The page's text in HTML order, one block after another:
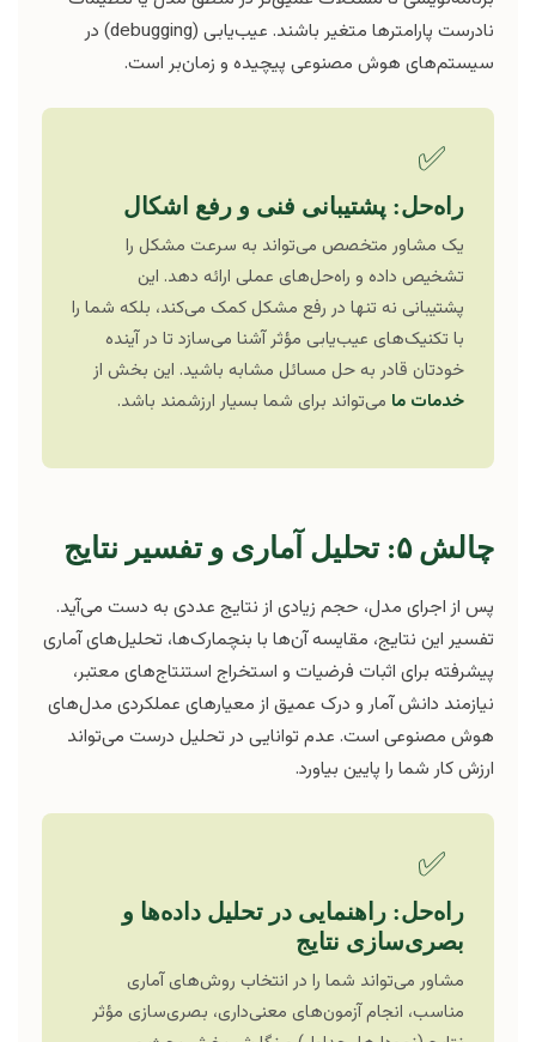
نادرست پارامترها متغیر باشند. عیب‌یابی (debugging) در
سیستم‌های هوش مصنوعی پیچیده و زمان‌بر است.
✅
راه‌حل: پشتیبانی فنی و رفع اشکال
یک مشاور متخصص می‌تواند به سرعت مشکل را
تشخیص داده و راه‌حل‌های عملی ارائه دهد. این
پشتیبانی نه تنها در رفع مشکل کمک می‌کند، بلکه شما را
با تکنیک‌های عیب‌یابی مؤثر آشنا می‌سازد تا در آینده
خودتان قادر به حل مسائل مشابه باشید. این بخش از
خدمات ما می‌تواند برای شما بسیار ارزشمند باشد.
چالش ۵: تحلیل آماری و تفسیر نتایج
پس از اجرای مدل، حجم زیادی از نتایج عددی به دست می‌آید.
تفسیر این نتایج، مقایسه آن‌ها با بنچمارک‌ها، تحلیل‌های آماری
پیشرفته برای اثبات فرضیات و استخراج استنتاج‌های معتبر،
نیازمند دانش آمار و درک عمیق از معیارهای عملکردی مدل‌های
هوش مصنوعی است. عدم توانایی در تحلیل درست می‌تواند
ارزش کار شما را پایین بیاورد.
✅
راه‌حل: راهنمایی در تحلیل داده‌ها و
بصری‌سازی نتایج
مشاور می‌تواند شما را در انتخاب روش‌های آماری
مناسب، انجام آزمون‌های معنی‌داری، بصری‌سازی مؤثر